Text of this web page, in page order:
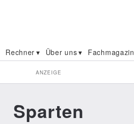
Rechner Über uns Fachmagazin
ANZEIGE
Sparten